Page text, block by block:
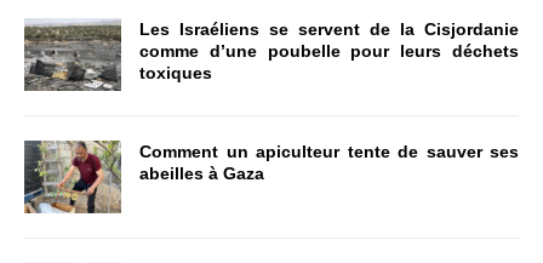
Les Israéliens se servent de la Cisjordanie
comme d’une poubelle pour leurs déchets
toxiques
Comment un apiculteur tente de sauver ses
abeilles à Gaza